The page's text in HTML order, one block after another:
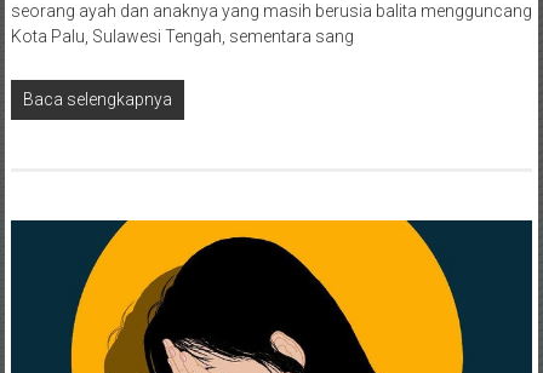
seorang ayah dan anaknya yang masih berusia balita mengguncang
Kota Palu, Sulawesi Tengah, sementara sang
Baca selengkapnya